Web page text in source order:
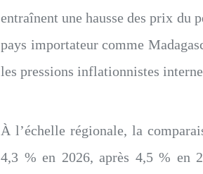
entraînent une hausse des prix du
pays importateur comme
les pressions inflationnistes
À l’échelle régionale, la
4,3 % en 2026, après 4,5 % en